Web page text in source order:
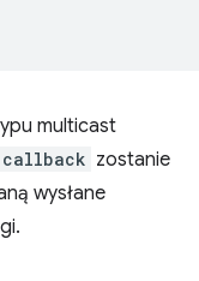
multicast
callback zostanie
wysłane